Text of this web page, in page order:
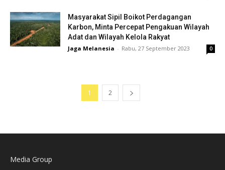
Masyarakat Sipil Boikot Perdagangan
Karbon, Minta Percepat Pengakuan Wilayah
Adat dan Wilayah Kelola Rakyat
Jaga Melanesia - Rabu, 27 September 2023 0
1 2
Media Group